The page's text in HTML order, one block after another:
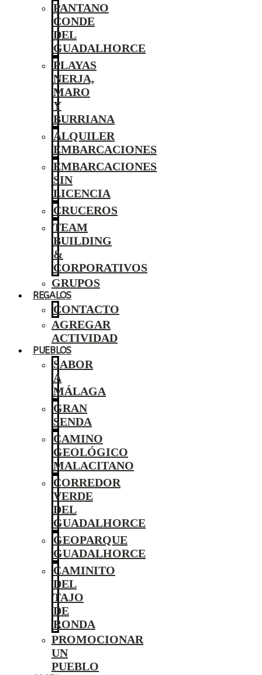
PANTANO
CONDE
DEL
GUADALHORCE
PLAYAS
NERJA,
MARO
Y
BURRIANA
ALQUILER
EMBARCACIONES
EMBARCACIONES
SIN
LICENCIA
CRUCEROS
TEAM
BUILDING
&
CORPORATIVOS
GRUPOS
REGALOS
CONTACTO
AGREGAR
ACTIVIDAD
PUEBLOS
SABOR
A
MÁLAGA
GRAN
SENDA
CAMINO
GEOLÓGICO
MALACITANO
CORREDOR
VERDE
DEL
GUADALHORCE
GEOPARQUE
GUADALHORCE
CAMINITO
DEL
TAJO
DE
RONDA
PROMOCIONAR
UN
PUEBLO